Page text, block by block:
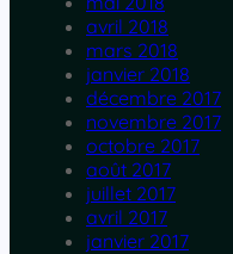
avril 2018
mars 2018
janvier 2018
décembre 2017
novembre 2017
octobre 2017
août 2017
juillet 2017
avril 2017
janvier 2017